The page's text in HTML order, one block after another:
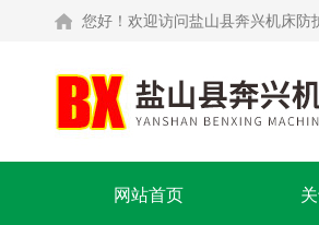
您好！欢迎访问盐山县奔兴机床防
网站首页